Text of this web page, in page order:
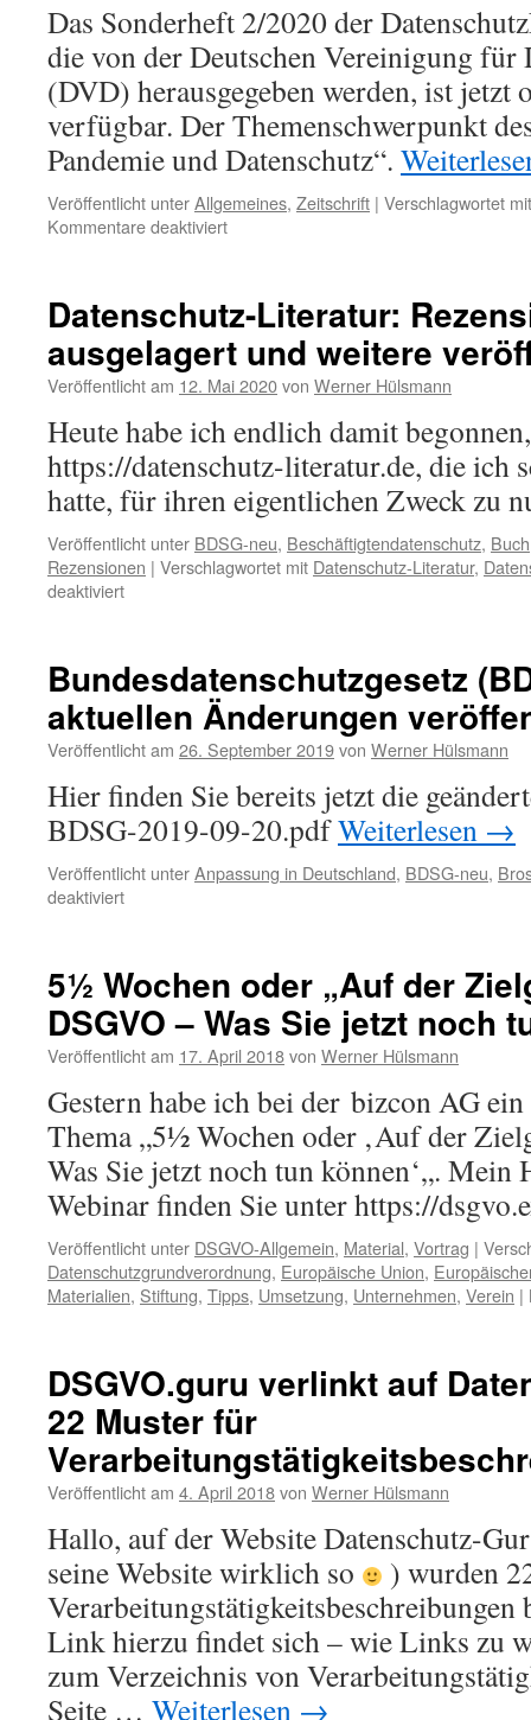
Das Sonderheft 2/2020 der
die von der Deutschen Vereinigung für
(DVD) herausgegeben werden, ist jetzt
verfügbar. Der Themenschwerpunkt
Pandemie und Datenschutz“.
Veröffentlicht unterAllgemeines, Zeitschrift | Verschlagwortet mit
Kommentare deaktiviertfür
DatenschutzNachrichten
2/2020
zu
Corona
da!“
Datenschutz-Literatur:
ausgelagert und weitere
Veröffentlicht am 12. Mai 2020von Werner Hülsmann
Heute habe ich endlich damit
https://datenschutz-literatur.de, die ich
hatte, für ihren eigentlichen Zweck zu
Veröffentlicht unter BDSG-neu, Beschäftigtendatenschutz, Buch
Rezensionen | Verschlagwortet mit Datenschutz-Literatur,
deaktiviertfür
ausgelagert
und
weitere
veröffentlicht
Bundesdatenschutzgesetz
aktuellen Änderungen
Veröffentlicht am 26. September 2019von Werner Hülsmann
Hier finden Sie bereits jetzt die
BDSG-2019-09-20.pdfWeiterlesen →
Veröffentlicht unterAnpassung in Deutschland, BDSG-neu,
deaktiviertfür
den
aktuellen
Änderungen
veröffentlicht
5½ Wochen oder „Auf der
DSGVO – Was Sie jetzt noch
Veröffentlicht am 17. April 2018von Werner Hülsmann
Gestern habe ich bei der bizcon AG
Thema „5½ Wochen oder ‚Auf der
Was Sie jetzt noch tun können‘„. Mein
Webinar finden Sie unter https://
Veröffentlicht unter DSGVO-Allgemein, Material, Vortrag |
Datenschutzgrundverordnung, Europäische Union,
Materialien, Stiftung, Tipps, Umsetzung, Unternehmen, Verein |
DSGVO.guru verlinkt auf
22 Muster für
Veröffentlicht am 4. April 2018von Werner Hülsmann
Hallo, auf der Website Datenschutz-
seine Website wirklich so
) wurden
Verarbeitungstätigkeitsbeschreibungen
Link hierzu findet sich – wie Links zu
zum Verzeichnis von
Seite … Weiterlesen →